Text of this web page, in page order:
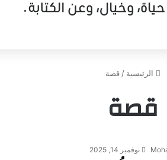
الرئيسية / قصة
قصة
نوفمبر 14, 2025